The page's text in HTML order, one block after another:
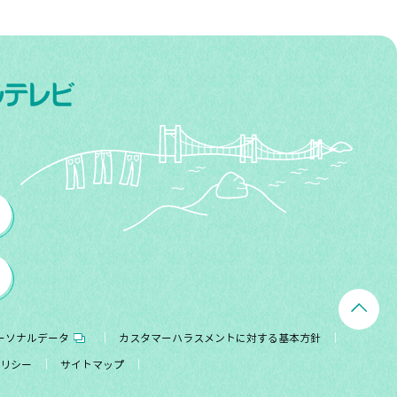
ソナルデータ
カスタマーハラスメントに対する基本方針
シー
サイトマップ